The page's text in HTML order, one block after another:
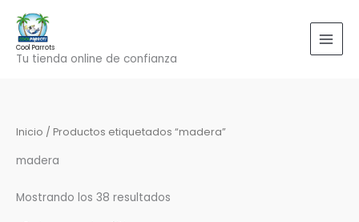
contenido
Cool Parrots
Tu tienda online de confianza
Inicio / Productos etiquetados “madera”
madera
Mostrando los 38 resultados